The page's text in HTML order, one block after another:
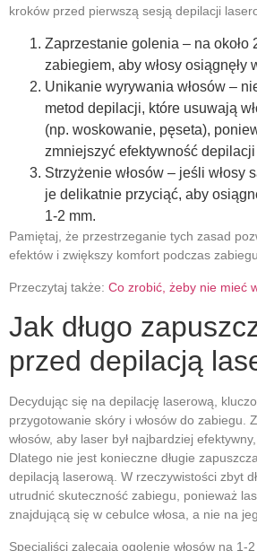
kroków przed pierwszą sesją depilacji
Zaprzestanie golenia – na około
zabiegiem, aby włosy osiągnęły
Unikanie wyrywania włosów –
metod depilacji, które usuwają
(np. woskowanie, pęseta),
zmniejszyć efektywność
Strzyżenie włosów – jeśli włosy
je delikatnie przyciąć, aby
1-2 mm.
Pamiętaj, że przestrzeganie tych zasad
efektów i zwiększy komfort podczas
Przeczytaj także: Co zrobić, żeby nie mieć
Jak długo
przed depilacją
Decydując się na depilację laserową,
przygotowanie skóry i włosów do zabiegu.
włosów, aby laser był najbardziej
Dlatego nie jest konieczne długie
depilacją laserową. W rzeczywistości zbyt
utrudnić skuteczność zabiegu, ponieważ
znajdującą się w cebulce włosa, a nie na
Specjaliści zalecają ogolenie włosów na 1-